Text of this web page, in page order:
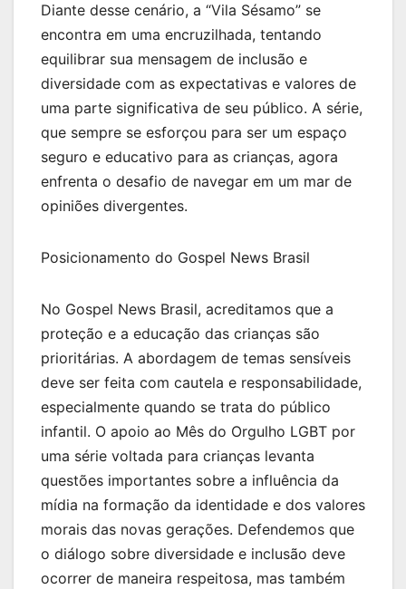
Diante desse cenário, a “Vila Sésamo” se
encontra em uma encruzilhada, tentando
equilibrar sua mensagem de inclusão e
diversidade com as expectativas e valores de
uma parte significativa de seu público. A série,
que sempre se esforçou para ser um espaço
seguro e educativo para as crianças, agora
enfrenta o desafio de navegar em um mar de
opiniões divergentes.
Posicionamento do Gospel News Brasil
No Gospel News Brasil, acreditamos que a
proteção e a educação das crianças são
prioritárias. A abordagem de temas sensíveis
deve ser feita com cautela e responsabilidade,
especialmente quando se trata do público
infantil. O apoio ao Mês do Orgulho LGBT por
uma série voltada para crianças levanta
questões importantes sobre a influência da
mídia na formação da identidade e dos valores
morais das novas gerações. Defendemos que
o diálogo sobre diversidade e inclusão deve
ocorrer de maneira respeitosa, mas também